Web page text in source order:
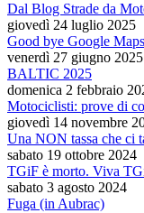
Dal Blog Strade da
giovedì 24 luglio 2025
Good bye Google
venerdì 27 giugno 2025
BALTIC 2025
domenica 2 febbraio
Motociclisti: prove di
giovedì 14 novembre
Una NON tassa che ci
sabato 19 ottobre 2024
TGiF è morto. Viva
sabato 3 agosto 2024
Fuga (in Aubrac)